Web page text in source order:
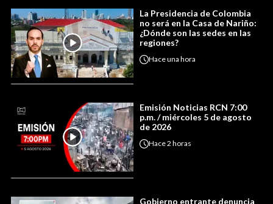
La Presidencia de Colombia
no será en la Casa de Nariño:
¿Dónde son las sedes en las
regiones?
Haceuna hora
Emisión Noticias RCN 7:00
p.m. / miércoles 5 de agosto
de 2026
Hace2 horas
Gobierno entrante denuncia